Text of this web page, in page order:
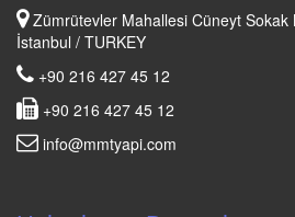
Zümrütevler Mahallesi Cüneyt Sokak
İstanbul / TURKEY
+90 216 427 45 12
+90 216 427 45 12
info@mmtyapi.com